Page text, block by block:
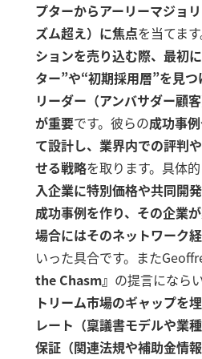
プターからアーリーマジョ
ズム超え）に焦点を当てます
ションを売り込む際、最初
ター”や“初期採用層”を見
リーダー（アンバサダー顧
が重要です。彼らの成功事
て設計し、業界内での評判
せる戦略を取ります。具体的
入企業に特別価格や共同開
成功事例を作り、その企業
場合にはそのネットワーク
いった具合です。また
the Chasm』 の提言にならい
トリーム市場のギャップを
レート（稟議書モデルや業
保証（関連法規や補助金情